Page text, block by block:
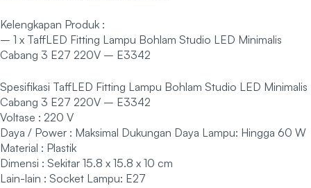
Kelengkapan Produk :
– 1 x TaffLED Fitting Lampu Bohlam Studio LED Minimalis
Cabang 3 E27 220V – E3342
Spesifikasi TaffLED Fitting Lampu Bohlam Studio LED Minimalis
Cabang 3 E27 220V – E3342
Voltase : 220 V
Daya / Power : Maksimal Dukungan Daya Lampu: Hingga 60 W
Material : Plastik
Dimensi : Sekitar 15.8 x 15.8 x 10 cm
Lain-lain : Socket Lampu: E27